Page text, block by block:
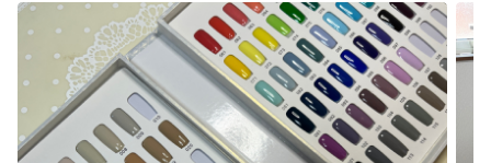
ネイルが出来ない事がございます。
ご理解ご了承宜しくお願い致します。